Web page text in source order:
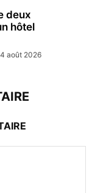
deux
hôtel
4 août 2026